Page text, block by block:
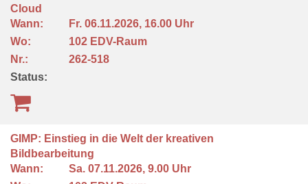
Cloud
Wann:
Fr. 06.11.2026, 16.00 Uhr
Wo:
102 EDV-Raum
Nr.:
262-518
Status:
GIMP: Einstieg in die Welt der kreativen
Bildbearbeitung
Wann:
Sa. 07.11.2026, 9.00 Uhr